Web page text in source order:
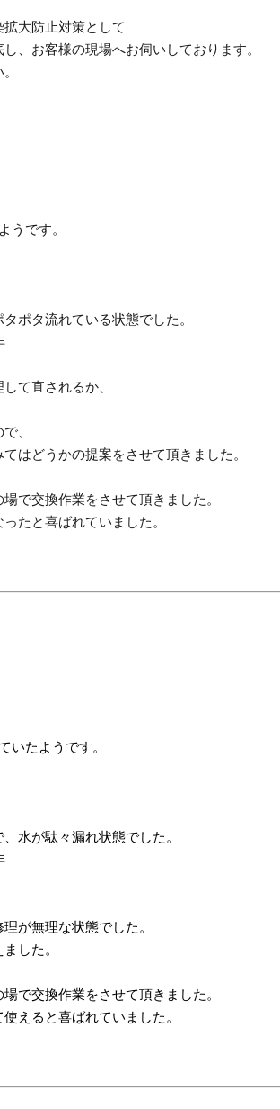
大防止対策として
、お客様の現場へお伺いしております。
うです。
ポタ流れている状態でした。
て直されるか、
、
はどうかの提案をさせて頂きました。
で交換作業をさせて頂きました。
たと喜ばれていました。
いたようです。
水が駄々漏れ状態でした。
が無理な状態でした。
した。
で交換作業をさせて頂きました。
えると喜ばれていました。